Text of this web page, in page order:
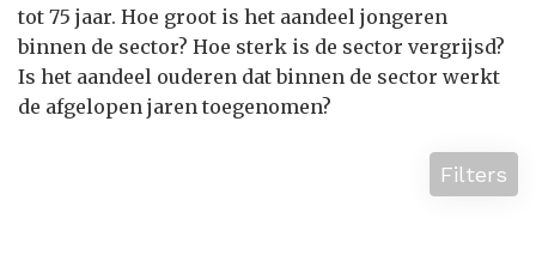
tot 75 jaar. Hoe groot is het aandeel jongeren
binnen de sector? Hoe sterk is de sector vergrijsd?
Is het aandeel ouderen dat binnen de sector werkt
de afgelopen jaren toegenomen?
Filters